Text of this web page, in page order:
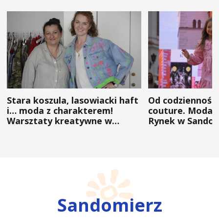
Stara koszula, lasowiacki haft
i… moda z charakterem!
Warsztaty kreatywne w
Od
couture. Moda
Rynek w
Sandomierz